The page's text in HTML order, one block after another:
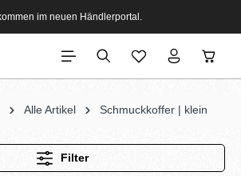
im neuen Händlerportal.
Alle Artikel Schmuckkoffer | klein
Filter